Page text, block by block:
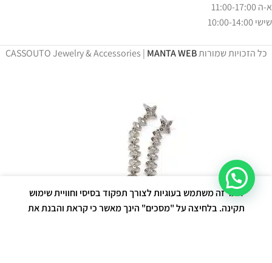
א-ה 11:00-17:00
שישי 10:00-14:00
כל הזכויות שמורות CASSOUTO Jewelry & Accessories |MANTA WEB
אתר זה משתמש בעוגיות לצורך תפקוד בסיסי וחוויית שימוש
תקינה. בלחיצה על "מסכים" הינך מאשר כי קראת והבנת את